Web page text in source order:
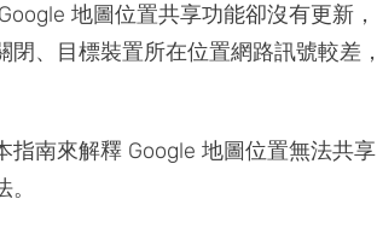
地圖位置共享功能卻沒有更新，
、目標裝置所在位置網路訊號較差，
南來解釋 Google 地圖位置無法共享